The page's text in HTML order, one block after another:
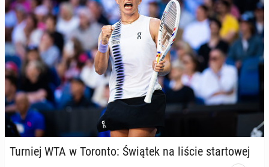
Turniej WTA w Toronto: Świątek na liście star­to­wej